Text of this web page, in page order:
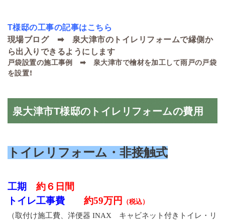
T様邸の工事の記事はこちら
現場ブログ ➡ 泉大津市のトイレリフォームで縁側か
ら出入りできるようにします
戸袋設置の施工事例 ➡ 泉大津市で檜材を加工して雨戸の戸袋
を設置！
泉大津市T様邸のトイレリフォームの費用
トイレリフォーム・非接触式
工期
約６日間
トイレ工事費
約59万円 （税込）
（取付け施工費、洋便器 INAX キャビネット付きトイレ・リ